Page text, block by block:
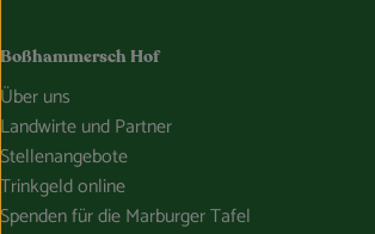
Boßhammersch Hof
Über uns
Landwirte und Partner
Stellenangebote
Trinkgeld online
Spenden für die Marburger Tafel